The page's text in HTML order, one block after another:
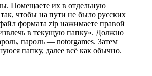
Помещаете их в отдельную
чтобы на пути не было русских
формата zip нажимаете правой
в текущую папку». Должно
пароль — notorgames. Затем
папку, далее всё как обычно.